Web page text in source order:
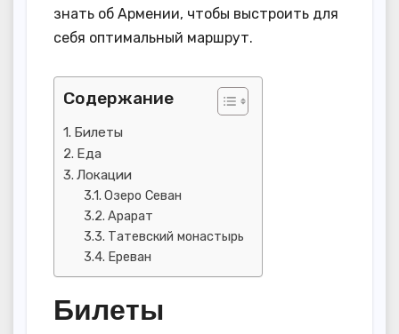
знать об Армении, чтобы выстроить для
себя оптимальный маршрут.
Содержание
Билеты
Еда
Локации
Озеро Севан
Арарат
Татевский монастырь
Ереван
Билеты